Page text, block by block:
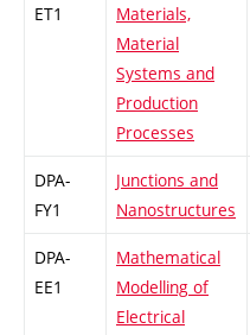
ET1
Materials,
Material
Systems and
Production
Processes
DPA-
FY1
Junctions and
Nanostructures
DPA-
EE1
Mathematical
Modelling of
Electrical